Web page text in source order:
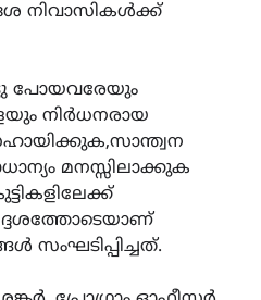
നിവാസികൾക്ക്
പോയവരേയും
നിർധനരായ
മനസ്സിലാക്കുക
സംഘടിപ്പിച്ചത്.